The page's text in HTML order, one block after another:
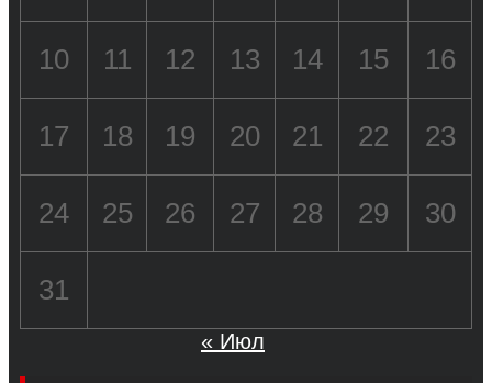
10 11 12 13 14 15 16
17 18 19 20 21 22 23
24 25 26 27 28 29 30
31
« Июл